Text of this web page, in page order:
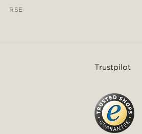
RSE
Trustpilot